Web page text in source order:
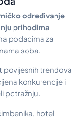
određivanje
prihodima
podacima za
soba.
povijesnih trendova
konkurencije i
potražnju.
hoteli